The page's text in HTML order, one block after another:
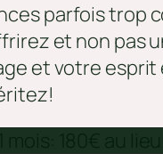
parfois trop
et non pas
et votre esprit